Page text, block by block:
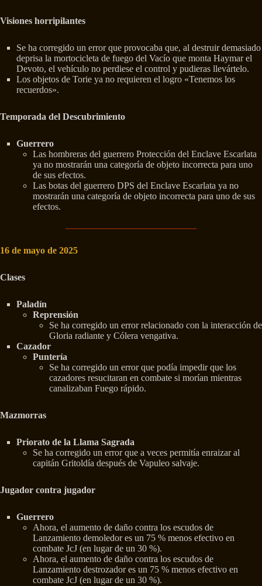
Visiones horripilantes
Se ha corregido un error que provocaba que, al destruir demasiado
deprisa la mortocicleta de fuego del Vacío que monta Haymar el
Devoto, el vehículo no perdiese el control y pudieras llevártelo.
Los objetos de Torie ya no requieren el logro «Tenemos los
recuerdos».
Temporada del Descubrimiento
Guerrero
Las hombreras del guerrero Protección del Enclave Escarlata
ya no mostrarán una categoría de objeto incorrecta para uno
de sus efectos.
Las botas del guerrero DPS del Enclave Escarlata ya no
mostrarán una categoría de objeto incorrecta para uno de sus
efectos.
16 de mayo de 2025
Clases
Paladín
Reprensión
Se ha corregido un error relacionado con la interacción de
Gloria radiante y Cólera vengativa.
Cazador
Puntería
Se ha corregido un error que podía impedir que los
cazadores resucitaran en combate si morían mientras
canalizaban Fuego rápido.
Mazmorras
Priorato de la Llama Sagrada
Se ha corregido un error que a veces permitía enraizar al
capitán Gritoldía después de Vapuleo salvaje.
Jugador contra jugador
Guerrero
Ahora, el aumento de daño contra los escudos de
Lanzamiento demoledor es un 75 % menos efectivo en
combate JcJ (en lugar de un 30 %).
Ahora, el aumento de daño contra los escudos de
Lanzamiento destrozador es un 75 % menos efectivo en
combate JcJ (en lugar de un 30 %).